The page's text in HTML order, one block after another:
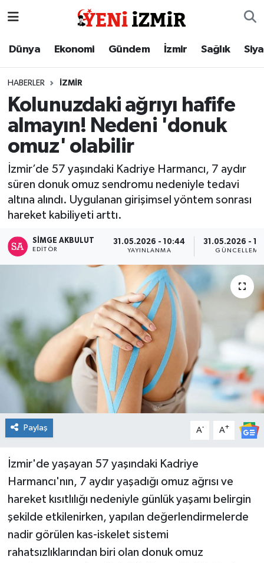
Dünya Ekonomi Gündem İzmir Sağlık
HABERLER İZMIR
Kolunuzdaki ağrıyı hafife
almayın! Nedeni 'donuk
omuz' olabilir
İzmir’de 57 yaşındaki Kadriye Harmancı, 7 aydır
süren donuk omuz sendromu nedeniyle tedavi
altına alındı. Uygulanan girişimsel yöntem sonrası
hareket kabiliyeti arttı.
SIMGE AKBULUT
EDITÖR
31.05.2026 - 10:44
YAYINLANMA
31.05.2026 -
GÜNCELLEME
Paylaş A- A+
İzmir'de yaşayan 57 yaşındaki Kadriye
Harmancı'nın, 7 aydır yaşadığı omuz ağrısı ve
hareket kısıtlılığı nedeniyle günlük yaşamı belirgin
şekilde etkilenirken, yapılan değerlendirmelerde
nadir görülen kas-iskelet sistemi
rahatsızlıklarından biri olan donuk omuz
Dünya
Gündem
İzmir
Sağlık
Siyaset
Teknoloji
Tatil ve Seyahat
Çevre
Okul Gazetesi
İzmir Nöbetçi Eczaneler
İzmir Namaz Vakitleri
İzmir Trafik Yoğunluk Haritası
Süper Lig Puan Durumu ve Fikstür
Tüm Manşetler